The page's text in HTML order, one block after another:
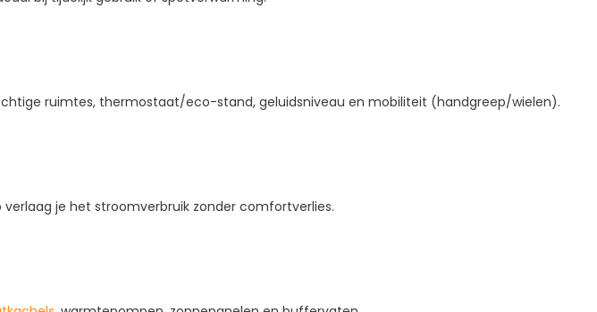
ruimtes, thermostaat/eco-stand, geluidsniveau en mobiliteit (handgreep/wielen).
je het stroomverbruik zonder comfortverlies.